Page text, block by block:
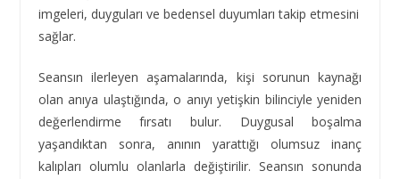
imgeleri, duyguları ve bedensel duyumları takip etmesini
sağlar.
Seansın ilerleyen aşamalarında, kişi sorunun kaynağı
olan anıya ulaştığında, o anıyı yetişkin bilinciyle yeniden
değerlendirme fırsatı bulur. Duygusal boşalma
yaşandıktan sonra, anının yarattığı olumsuz inanç
kalıpları olumlu olanlarla değiştirilir. Seansın sonunda